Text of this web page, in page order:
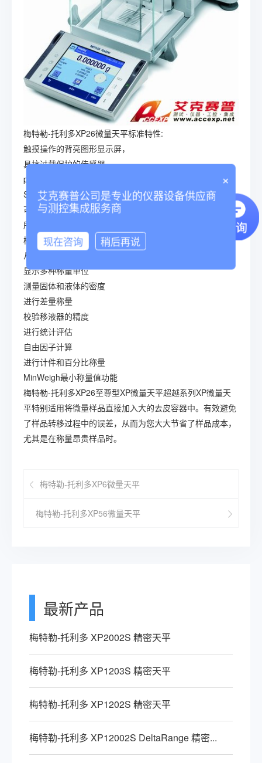
梅特勒-托利多XP26微量天平标准特性:
触摸操作的背亮图形显示屏，
具抗过载保护的传感器
proFACT，全自动时间及温度触发的校准技术
SmartSens红外感应器，实现无需用手接触的操作
可更换的显示屏塑料保护罩
所在国家适用的电源适配器
梅特勒-托利多XP26微量天平所有型号：
从互联网下载天平操作软件
显示多种称量单位
测量固体和液体的密度
进行差量称量
校验移液器的精度
进行统计评估
自由因子计算
进行计件和百分比称量
MinWeigh最小称量值功能
梅特勒-托利多XP26至尊型XP微量天平超越系列XP微量天
平特别适用将微量样品直接加入大的去皮容器中。有效避免
了样品转移过程中的误差，从而为您大大节省了样品成本，
尤其是在称量昂贵样品时。
梅特勒-托利多XP6微量天平
梅特勒-托利多XP56微量天平
最新产品
梅特勒-托利多 XP2002S 精密天平
梅特勒-托利多 XP1203S 精密天平
梅特勒-托利多 XP1202S 精密天平
梅特勒-托利多 XP12002S DeltaRange 精密...
×
艾克赛普公司是专业的仪器设备供应商
与测控集成服务商
现在咨询 稍后再说